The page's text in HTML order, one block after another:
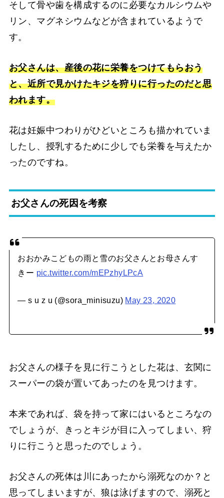
そして骨や歯を構成するのに必要なカルシウムや
リン、マグネシウムなどが含まれているようで
す。
お父さんは、産後の花に栄養をつけてもらおう
と、近所で見かけたキジを狩りに行ったのだと思
われます。
花は妊娠中つわりがひどいところも描かれていま
したし、授乳するために少しでも栄養を与えたか
ったのですね。
お父さんの死因を考察
おおかみこどもの雨と雪のお父さんとお母さんす
きー pic.twitter.com/mEPzhyLPcA
— s u z u (@sora_minisuzu) May 23, 2020
お父さんの様子を見に行こうとした花は、玄関に
スーパーの袋が置いてあったのを見つけます。
本来であれば、袋を持って家にはいるところなの
でしょうが、きっとキジが目に入ってしまい、狩
りに行こうと思ったのでしょう。
お父さんの死体は川にあったから溺死なのか？と
思ってしまいますが、狼は泳げますので、溺死と